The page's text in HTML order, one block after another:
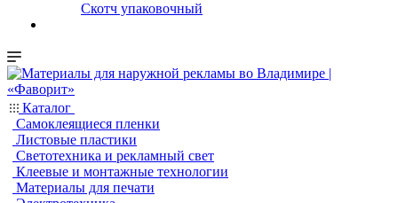
Скотч упаковочный
Каталог
Самоклеящиеся пленки
Листовые пластики
Светотехника и рекламный свет
Клеевые и монтажные технологии
Материалы для печати